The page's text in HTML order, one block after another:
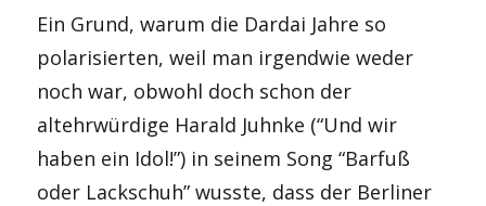
Ein Grund, warum die Dardai Jahre so
polarisierten, weil man irgendwie weder
noch war, obwohl doch schon der
altehrwürdige Harald Juhnke (“Und wir
haben ein Idol!”) in seinem Song “Barfuß
oder Lackschuh” wusste, dass der Berliner